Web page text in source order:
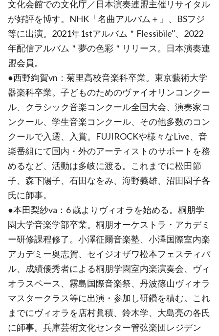
文化会館での文化庁／日本演奏連盟主催リサイタル
が好評を博す。NHK「名曲アルバム＋」、BSフジ
等に出演。2021年1stアルバム＂Flessibile'ʼ、2022
年配信アルバム＂夢の色彩＂リリース。日本演奏連
盟会員。
●西野絢賀vn：菊里高校音楽科卒業。東京藝術大学
器楽科卒業。子どものためのヴァイオリンコンクー
ル、クラシック音楽コンクール全国大会、演奏家コ
ンクール、学生音楽コンクール、その他多数のコン
クールで入選、入賞。FUJIROCKや様々なLive、音
楽番組にて国内・外のアーティストのサポートを務
めるなど、活動は多岐に渡る。これまでに松田節
子、森下陽子、石田なをみ、海野義雄、沼田園子各
氏に師事。
●本田梨紗va：6 歳よりヴィオラを始める。桐朋学
園大学音楽学部卒業。桐朋オーケストラ・アカデミ
ー研修課程修了。小澤征爾音楽塾、小澤国際室内楽
アカデミー奥志賀、セイジオザワ松本フェスティバ
ル、成績優秀者による桐朋学園室内楽演奏会、ヴィ
オラスペース、霧島国際音楽祭、丹波篠山ヴィオラ
マスタークラス等に出演・参加し研鑽を積む。これ
までにヴィオラを店村眞積、鈴木学、大島亮の各氏
に師事。兵庫芸術文化センター管弦楽団レジデン